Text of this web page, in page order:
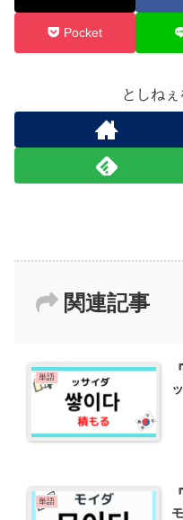
Pocket
としね
関連記事
単語
単語